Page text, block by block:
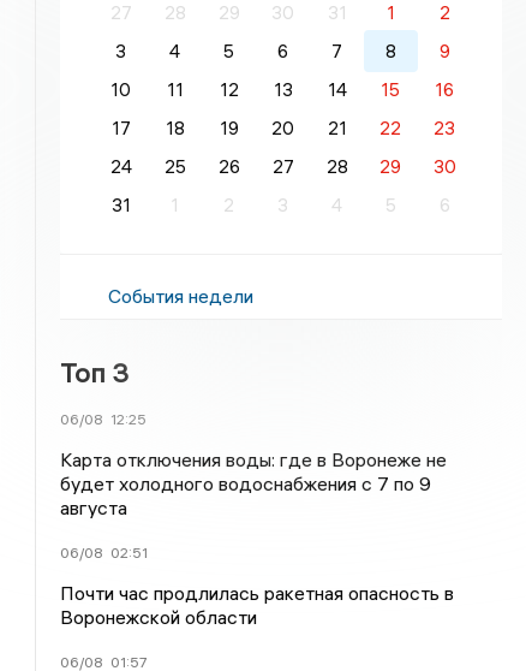
27
28 29 30 31 1
2
3
4 5 6 7 8
9
10
11 12 13 14 15
16
17
18 19 20 21 22
23
24
25 26 27 28 29
30
31
1 2 3 4 5 6
События недели
Топ 3
06/08 12:25
Карта отключения воды: где в Воронеже не
будет холодного водоснабжения с 7 по 9
августа
06/08 02:51
Почти час продлилась ракетная опасность в
Воронежской области
06/08 01:57